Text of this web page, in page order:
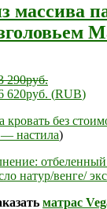
массива
290руб.
620руб. (RUB)
кровать без
— настила)
натур/венге/
матрас